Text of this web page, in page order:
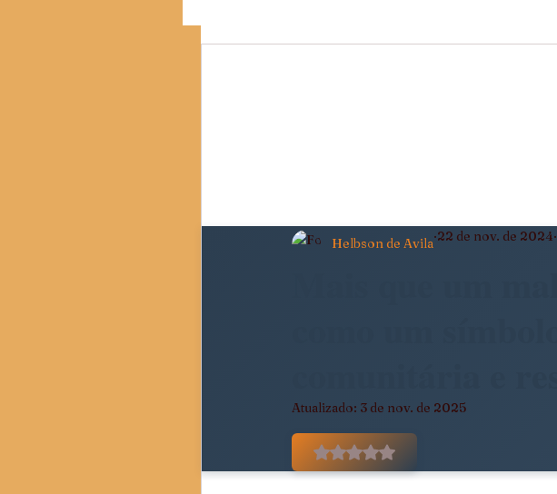
Pedagogia Crítica e Sociedade
Helbson de Avila 22 de nov. de 2024
Atualizado: 3 de nov. de 2025
Avaliado com NaN de 5 estrelas.